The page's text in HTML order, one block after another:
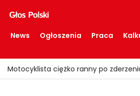
News Ogłoszenia Praca